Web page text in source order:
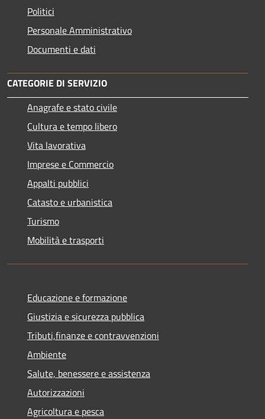
Politici
Personale Amministrativo
Documenti e dati
CATEGORIE DI SERVIZIO
Anagrafe e stato civile
Cultura e tempo libero
Vita lavorativa
Imprese e Commercio
Appalti pubblici
Catasto e urbanistica
Turismo
Mobilità e trasporti
Educazione e formazione
Giustizia e sicurezza pubblica
Tributi,finanze e contravvenzioni
Ambiente
Salute, benessere e assistenza
Autorizzazioni
Agricoltura e pesca